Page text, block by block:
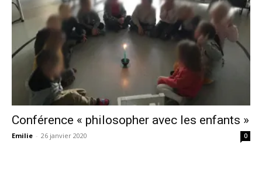
Conférence « philosopher avec les enfants »
Emilie - 26 janvier 2020 0